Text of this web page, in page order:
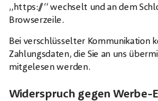
„https://“ wechselt und an dem
Browserzeile.
Bei verschlüsselter Kommunikation
Zahlungsdaten, die Sie an uns
mitgelesen werden.
Widerspruch gegen Werbe-